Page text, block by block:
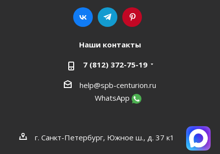
Наши контакты
7 (812) 372-75-19
help@spb-centurion.ru
WhatsApp
г. Санкт-Петербург, Южное ш., д. 37 к1